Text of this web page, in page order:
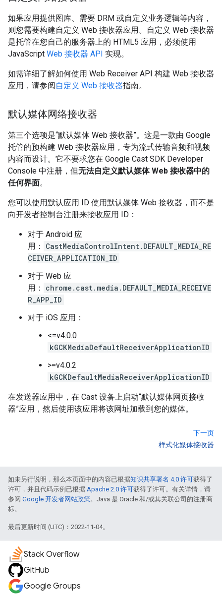
如果应用提供图库、需要 DRM 或自定义业务逻辑等内容，
则您需要构建自定义 Web 接收器应用。自定义 Web 接收器
是托管在您自己的服务器上的 HTML5 应用，必须使用
JavaScript Web 接收器 API 实现。
如需详细了解如何使用 Web Receiver API 构建 Web 接收器
应用，请参阅自定义 Web 接收器指南。
默认媒体网络接收器
第三个选项是“默认媒体 Web 接收器”。这是一款由 Google
托管的预构建 Web 接收器应用，专为流式传输音频和视频
内容而设计。它不要求您在 Google Cast SDK Developer
Console 中注册，但无法自定义默认媒体 Web 接收器中的
任何界面。
您可以使用默认应用 ID 使用默认媒体 Web 接收器，而不是
向开发者控制台注册来接收应用 ID：
对于 Android 应
用：
CastMediaControlIntent.DEFAULT_MEDIA_RE
CEIVER_APPLICATION_ID
对于 Web 应
用：
chrome.cast.media.DEFAULT_MEDIA_RECEIVE
R_APP_ID
对于 iOS 应用：
<=v4.0.0
kGCKMediaDefaultReceiverApplicationID
>=v4.0.2
kGCKDefaultMediaReceiverApplicationID
在发送器应用中，在 Cast 设备上启动“默认媒体网页接收
器”应用，然后使用该应用将该网址加载到您的媒体。
下一页
样式化媒体接收器
如未另行说明，那么本页面中的内容已根据知识共享署名 4.0 许可获得了
许可，并且代码示例已根据 Apache 2.0 许可获得了许可。有关详情，请
参阅 Google 开发者网站政策。Java 是 Oracle 和/或其关联公司的注册商
标。
最后更新时间 (UTC)：2022-11-04。
Stack Overflow
GitHub
Google Groups